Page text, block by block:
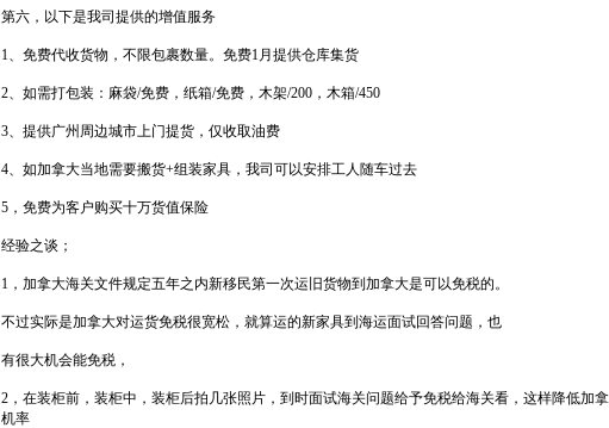
第六，以下是我司提供的增值服务
1、免费代收货物，不限包裹数量。免费1月提供仓库集货
2、如需打包装：麻袋/免费，纸箱/免费，木架/200，木箱/450
3、提供广州周边城市上门提货，仅收取油费
4、如加拿大当地需要搬货+组装家具，我司可以安排工人随车过去
5，免费为客户购买十万货值保险
经验之谈；
1，加拿大海关文件规定五年之内新移民第一次运旧货物到加拿大是可以免税的。
不过实际是加拿大对运货免税很宽松，就算运的新家具到海运面试回答问题，也
有很大机会能免税，
2，在装柜前，装柜中，装柜后拍几张照片，到时面试海关问题给予免税给海关看，这样降低加
机率